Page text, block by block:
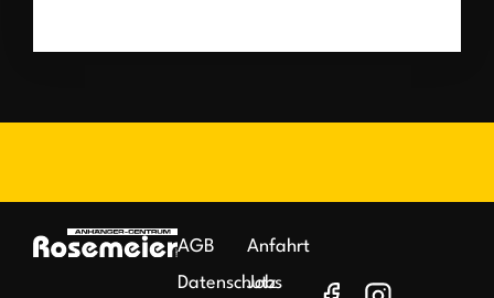
AGB
Datenschutz
Anfahrt
Jobs